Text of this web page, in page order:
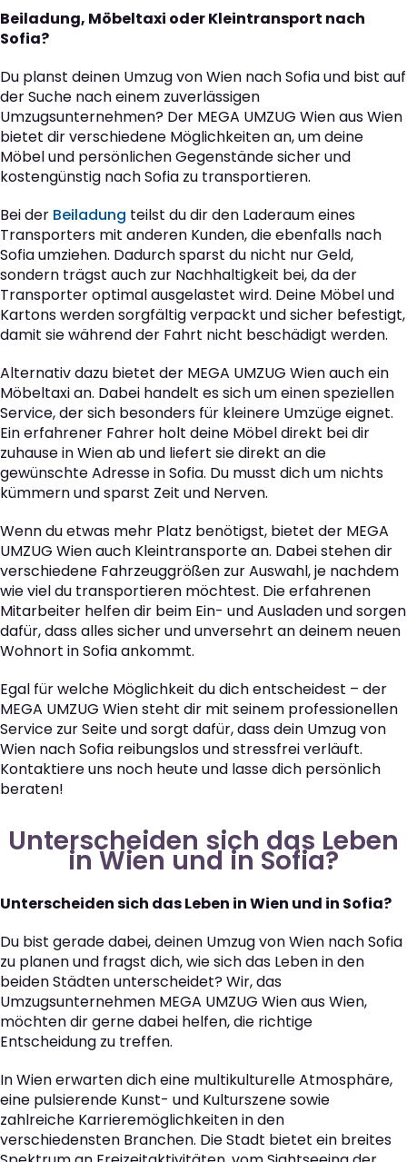
Beiladung, Möbeltaxi oder Kleintransport nach
Sofia?
Du planst deinen Umzug von Wien nach Sofia und bist auf
der Suche nach einem zuverlässigen
Umzugsunternehmen? Der MEGA UMZUG Wien aus Wien
bietet dir verschiedene Möglichkeiten an, um deine
Möbel und persönlichen Gegenstände sicher und
kostengünstig nach Sofia zu transportieren.
Bei der Beiladung teilst du dir den Laderaum eines
Transporters mit anderen Kunden, die ebenfalls nach
Sofia umziehen. Dadurch sparst du nicht nur Geld,
sondern trägst auch zur Nachhaltigkeit bei, da der
Transporter optimal ausgelastet wird. Deine Möbel und
Kartons werden sorgfältig verpackt und sicher befestigt,
damit sie während der Fahrt nicht beschädigt werden.
Alternativ dazu bietet der MEGA UMZUG Wien auch ein
Möbeltaxi an. Dabei handelt es sich um einen speziellen
Service, der sich besonders für kleinere Umzüge eignet.
Ein erfahrener Fahrer holt deine Möbel direkt bei dir
zuhause in Wien ab und liefert sie direkt an die
gewünschte Adresse in Sofia. Du musst dich um nichts
kümmern und sparst Zeit und Nerven.
Wenn du etwas mehr Platz benötigst, bietet der MEGA
UMZUG Wien auch Kleintransporte an. Dabei stehen dir
verschiedene Fahrzeuggrößen zur Auswahl, je nachdem
wie viel du transportieren möchtest. Die erfahrenen
Mitarbeiter helfen dir beim Ein- und Ausladen und sorgen
dafür, dass alles sicher und unversehrt an deinem neuen
Wohnort in Sofia ankommt.
Egal für welche Möglichkeit du dich entscheidest – der
MEGA UMZUG Wien steht dir mit seinem professionellen
Service zur Seite und sorgt dafür, dass dein Umzug von
Wien nach Sofia reibungslos und stressfrei verläuft.
Kontaktiere uns noch heute und lasse dich persönlich
beraten!
Unterscheiden sich das Leben
in Wien und in Sofia?
Unterscheiden sich das Leben in Wien und in Sofia?
Du bist gerade dabei, deinen Umzug von Wien nach Sofia
zu planen und fragst dich, wie sich das Leben in den
beiden Städten unterscheidet? Wir, das
Umzugsunternehmen MEGA UMZUG Wien aus Wien,
möchten dir gerne dabei helfen, die richtige
Entscheidung zu treffen.
In Wien erwarten dich eine multikulturelle Atmosphäre,
eine pulsierende Kunst- und Kulturszene sowie
zahlreiche Karrieremöglichkeiten in den
verschiedensten Branchen. Die Stadt bietet ein breites